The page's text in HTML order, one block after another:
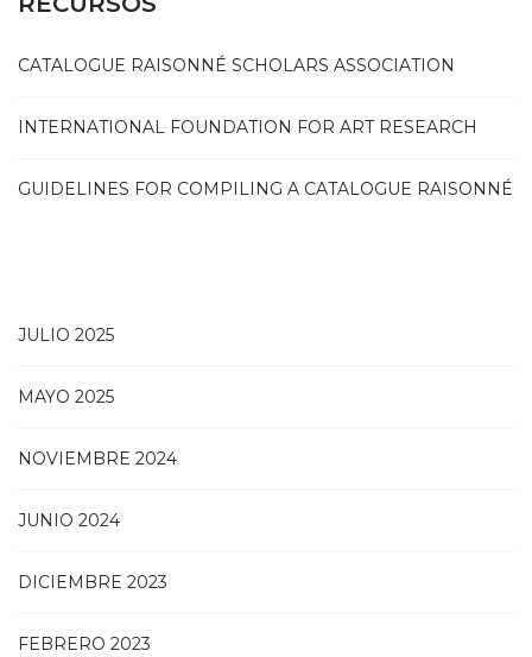
CATALOGUE RAISONNÉ SCHOLARS ASSOCIATION
INTERNATIONAL FOUNDATION FOR ART RESEARCH
GUIDELINES FOR COMPILING A CATALOGUE RAISONNÉ
JULIO 2025
MAYO 2025
NOVIEMBRE 2024
JUNIO 2024
DICIEMBRE 2023
FEBRERO 2023